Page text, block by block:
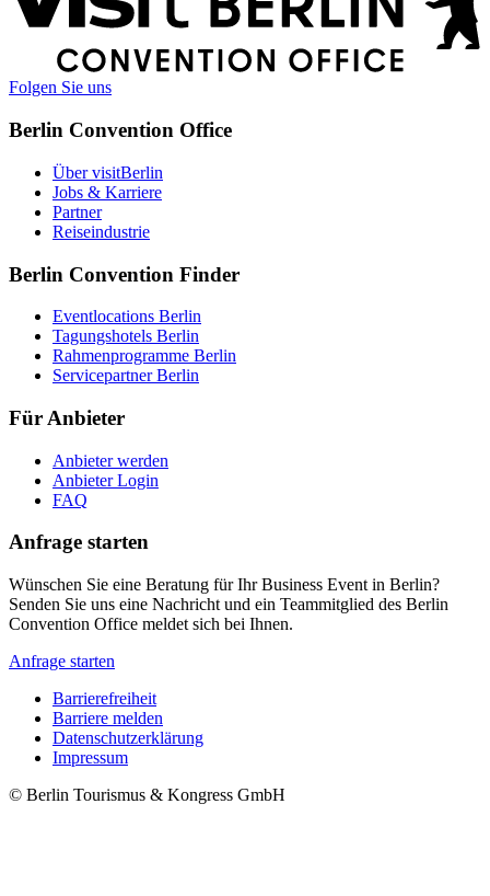
Informationen
Folgen Sie uns
Berlin Convention Office
Über visitBerlin
Jobs & Karriere
Partner
Reiseindustrie
Berlin Convention Finder
Eventlocations Berlin
Tagungshotels Berlin
Rahmenprogramme Berlin
Servicepartner Berlin
Für Anbieter
Anbieter werden
Anbieter Login
FAQ
Anfrage starten
Wünschen Sie eine Beratung für Ihr Business Event in Berlin?
Senden Sie uns eine Nachricht und ein Teammitglied des Berlin
Convention Office meldet sich bei Ihnen.
Anfrage starten
Metanavigation
Barrierefreiheit
Barriere melden
Datenschutzerklärung
Impressum
© Berlin Tourismus & Kongress GmbH